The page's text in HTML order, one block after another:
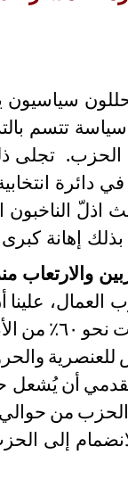
تتسم
تجلى
بتأريخ ٢٦-٢-٢٠٢٦
اذلّ
بذلك إهانة
والارتعاب
علينا
نحو ٦٠٪ من
للعنصرية
أنيُشعل
الحزب من حوالي
إلى